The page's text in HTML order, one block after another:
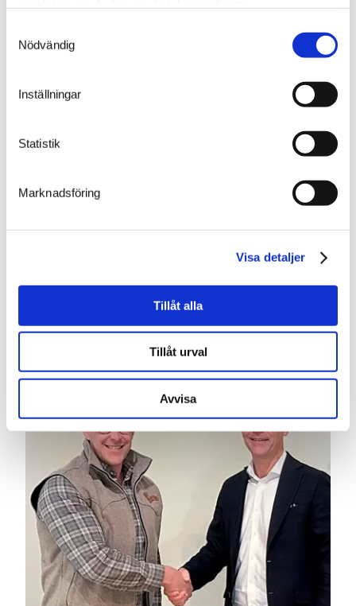
Nödvändig
Inställningar
Statistik
Marknadsföring
Visa detaljer
Tillåt alla
Tillåt urval
Avvisa
GDPR samtycke*
Jag samtycker till att Weland Solutions lagrar min
inskickade information så att de kan svara på min
Nästa Föregående
Relaterade nyheter